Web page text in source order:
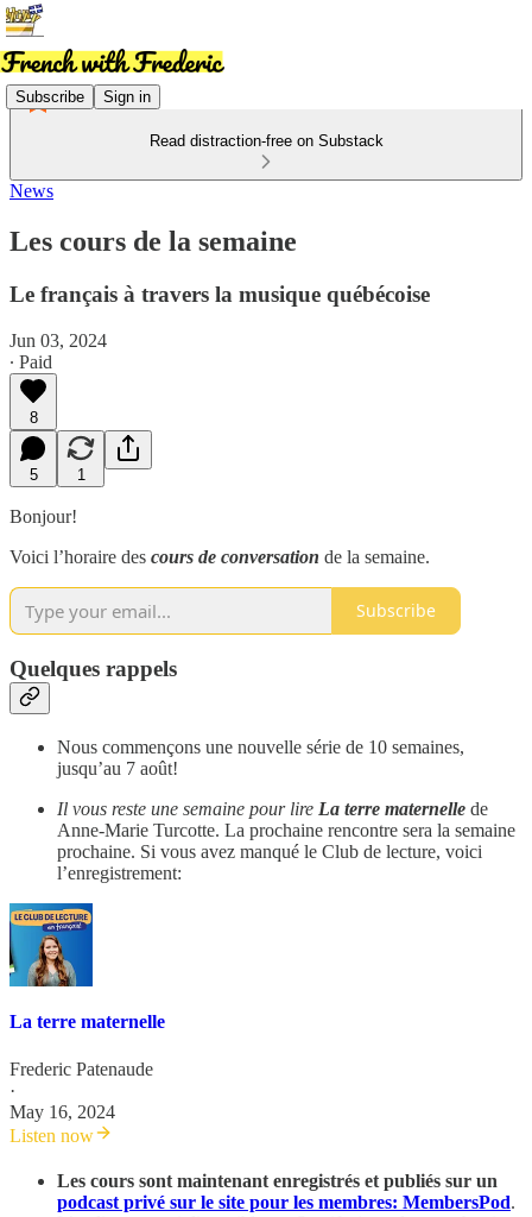
Subscribe Sign in
Read distraction-free on Substack
News
Les cours de la semaine
Le français à travers la musique québécoise
Jun 03, 2024
∙ Paid
8
5 1
Bonjour!
Voici l’horaire des cours de conversation de la semaine.
Subscribe
Quelques rappels
Nous commençons une nouvelle série de 10 semaines,
jusqu’au 7 août!
Il vous reste une semaine pour lire La terre maternelle de
Anne-Marie Turcotte. La prochaine rencontre sera la semaine
prochaine. Si vous avez manqué le Club de lecture, voici
l’enregistrement:
La terre maternelle
Frederic Patenaude
·
May 16, 2024
Listen now
Les cours sont maintenant enregistrés et publiés sur un
podcast privé sur le site pour les membres: MembersPod.